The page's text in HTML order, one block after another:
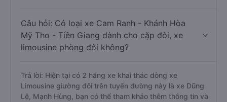
Câu hỏi: Có loại xe Cam Ranh - Khánh Hòa
Mỹ Tho - Tiền Giang dành cho cặp đôi, xe
limousine phòng đôi không?
Trả lời: Hiện tại có 2 hãng xe khai thác dòng xe
Limousine giường đôi trên tuyến đường này là xe Dũng
Lệ, Mạnh Hùng, bạn có thể tham khảo thêm thông tin và